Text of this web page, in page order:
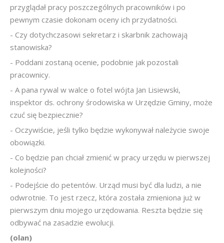
przyglądał pracy poszczególnych pracowników i po
pewnym czasie dokonam oceny ich przydatności.
- Czy dotychczasowi sekretarz i skarbnik zachowają
stanowiska?
- Poddani zostaną ocenie, podobnie jak pozostali
pracownicy.
- A pana rywal w walce o fotel wójta Jan Lisiewski,
inspektor ds. ochrony środowiska w Urzędzie Gminy, może
czuć się bezpiecznie?
- Oczywiście, jeśli tylko będzie wykonywał należycie swoje
obowiązki.
- Co będzie pan chciał zmienić w pracy urzędu w pierwszej
kolejności?
- Podejście do petentów. Urząd musi być dla ludzi, a nie
odwrotnie. To jest rzecz, która została zmieniona już w
pierwszym dniu mojego urzędowania. Reszta będzie się
odbywać na zasadzie ewolucji.
(olan)